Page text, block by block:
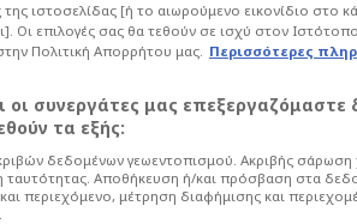
Life Ελλάδα
μια κοπέλα που βρέθηκε
που ήθελε να
ιστοσελίδας [ή το αιωρούμενο εικονίδιο στο
Οι επιλογές σας θα τεθούν σε ισχύ στον
Πολιτική Απορρήτου μας. Περισσότερες
οι συνεργάτες μας επεξεργαζόμαστε
τα εξής:
δεδομένων γεωεντοπισμού. Ακριβής σάρωση
ταυτότητας. Αποθήκευση ή/και πρόσβαση στα
περιεχόμενο, μέτρηση διαφήμισης και